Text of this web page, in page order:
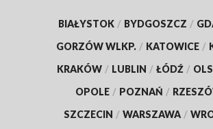
BIAŁYSTOK / BYDGOSZCZ /
GORZÓW WLKP. / KATOWICE /
KRAKÓW / LUBLIN / ŁÓDŹ /
OPOLE / POZNAŃ /
SZCZECIN / WARSZAWA /